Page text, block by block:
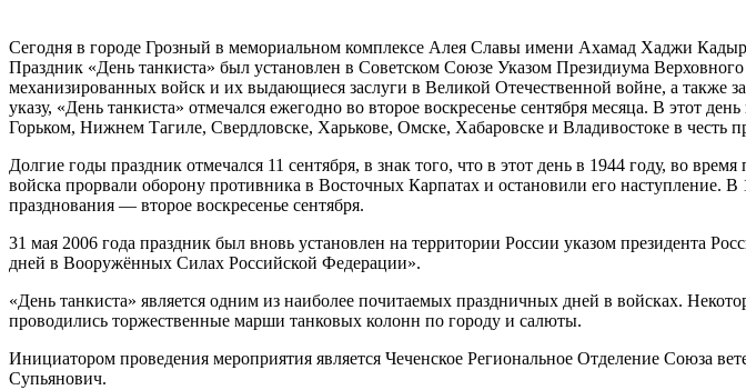
Сегодня в городе Грозный в мемориальном комплексе Алея Славы имени Ахамад Хаджи
Праздник «День танкиста» был установлен в Советском Союзе Указом Президиума
механизированных войск и их выдающиеся заслуги в Великой Отечественной войне, а также
указу, «День танкиста» отмечался ежегодно во второе воскресенье сентября месяца. В этот
Горьком, Нижнем Тагиле, Свердловске, Харькове, Омске, Хабаровске и Владивостоке в честь
Долгие годы праздник отмечался 11 сентября, в знак того, что в этот день в 1944 году, во
войска прорвали оборону противника в Восточных Карпатах и остановили его наступление.
празднования — второе воскресенье сентября.
31 мая 2006 года праздник был вновь установлен на территории России указом президента
дней в Вооружённых Силах Российской Федерации».
«День танкиста» является одним из наиболее почитаемых праздничных дней в войсках.
проводились торжественные марши танковых колонн по городу и салюты.
Инициатором проведения мероприятия является Чеченское Региональное Отделение Союза
Супьянович.